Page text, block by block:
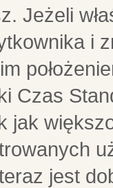
Jeżeli
i
Czas
jak
jest